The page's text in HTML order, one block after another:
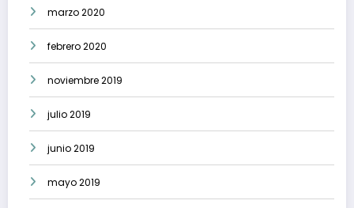
marzo 2020
febrero 2020
noviembre 2019
julio 2019
junio 2019
mayo 2019